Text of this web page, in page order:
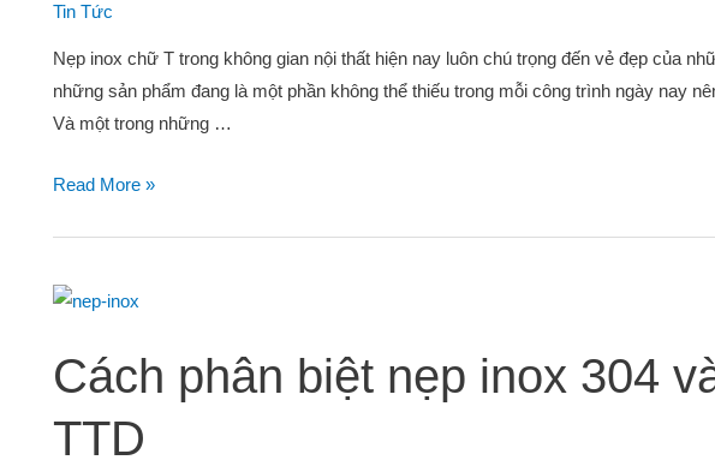
Tin Tức
Nẹp inox chữ T trong không gian nội thất hiện nay luôn chú trọng đến vẻ đẹp của
những sản phẩm đang là một phần không thể thiếu trong mỗi công trình ngày nay
Và một trong những …
Read More »
Cách phân biệt nẹp inox 304
TTD